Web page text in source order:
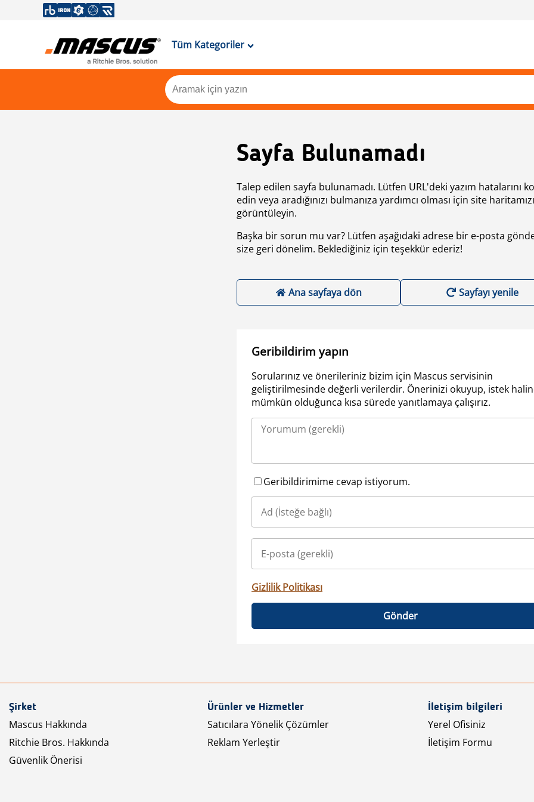
Tüm Kategoriler
Sayfa Bulunamadı
Talep edilen sayfa bulunamadı. Lütfen URL'deki yazım hatalarını
edin veya aradığınızı bulmanıza yardımcı olması için site haritamızı
görüntüleyin.
Başka bir sorun mu var? Lütfen aşağıdaki adrese bir e-posta
size geri dönelim. Beklediğiniz için teşekkür ederiz!
Ana sayfaya dön Sayfayı yenile
Geribildirim yapın
Sorularınız ve önerileriniz bizim için Mascus servisinin
geliştirilmesinde değerli verilerdir. Önerinizi okuyup, istek
mümkün olduğunca kısa sürede yanıtlamaya çalışırız.
Geribildirimime cevap istiyorum.
Gizlilik Politikası
Gönder
Şirket
Mascus Hakkında
Ritchie Bros. Hakkında
Güvenlik Önerisi
Ürünler ve Hizmetler
Satıcılara Yönelik Çözümler
Reklam Yerleştir
İletişim bilgileri
Yerel Ofisiniz
İletişim Formu